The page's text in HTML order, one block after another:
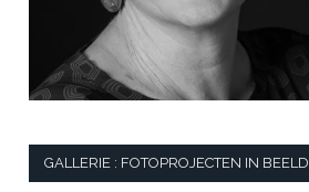
GALLERIE : FOTOPROJECTEN IN BEELD